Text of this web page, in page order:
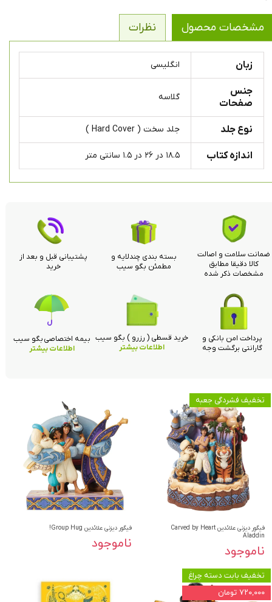
مشخصات محصول نظرات
زبان انگلیسی
جنس
صفحات
گلاسه
نوع جلد جلد سخت ( Hard Cover )
اندازه کتاب ۱۸.۵ در ۲۶ در ۱.۵ سانتی متر
فیگور دیزنی علائدین Carved by Heart
Aladdin
ناموجود
تخفیف فشردگی جعبه
فیگور دیزنی علائدین Group Hug!
ناموجود
تخفیف بابت دسته چراغ
۷۲۰,۰۰۰ تومان
ضمانت سلامت و اصالت
کالا دقیقا مطابق
مشخصات ذکر شده
بسته بندی چندلایه و
مطمئن بگو سیب
پشتیبانی قبل و بعد از
خرید
خرید قسطی ( رزرو ) بگو سیب
اطلاعات بیشتر
پرداخت امن بانکی و
گارانتی برگشت وجه
بیمه اختصاصی بگو سیب
اطلاعات بیشتر